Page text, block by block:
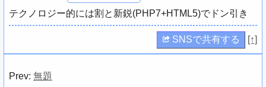
テクノロジー的には割と新鋭(PHP7+HTML5)でドン引き
SNSで共有する [↑]
Prev: 無題